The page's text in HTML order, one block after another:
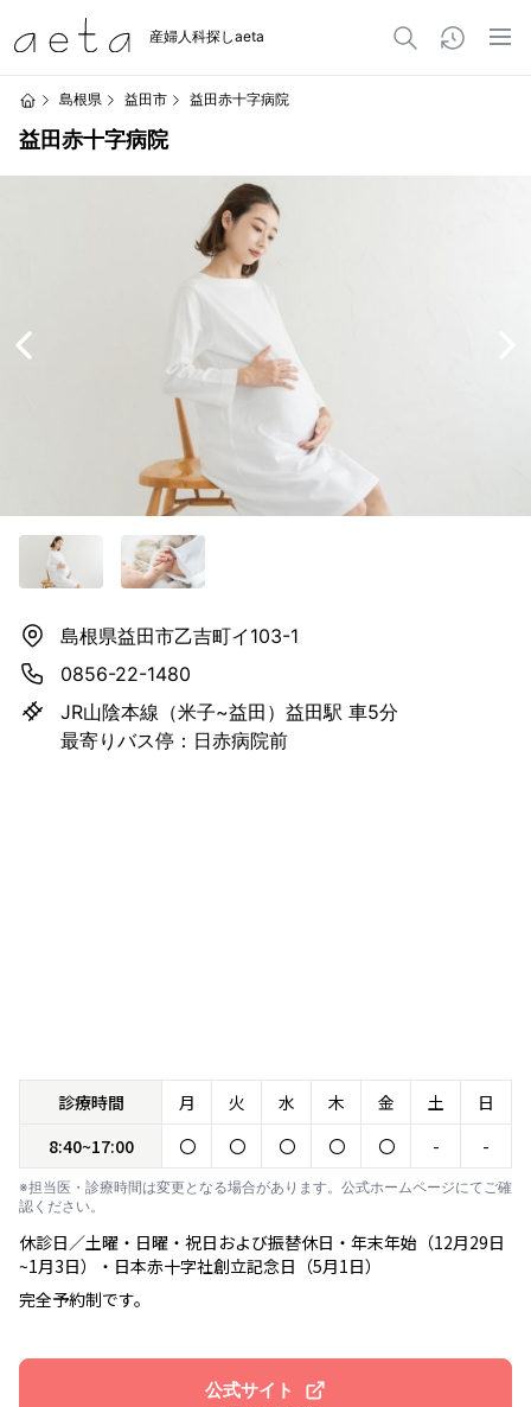
産婦人科探しaeta
島根県 益田市 益田赤十字病院
益田赤十字病院
島根県益田市乙吉町イ103-1
0856-22-1480
JR山陰本線（米子~益田）益田駅 車5分
最寄りバス停：日赤病院前
診療時間 月 火 水 木 金 土
日
8:40~17:00
〇 〇 〇 〇 〇 - -
※担当医・診療時間は変更となる場合があります。公式ホームページにてご確
認ください。
休診日／土曜・日曜・祝日および振替休日・年末年始（12月29日
~1月3日）・日本赤十字社創立記念日（5月1日）
完全予約制です。
公式サイト